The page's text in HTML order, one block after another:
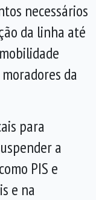
necessários
da linha até
da
para
a
PIS e
e na